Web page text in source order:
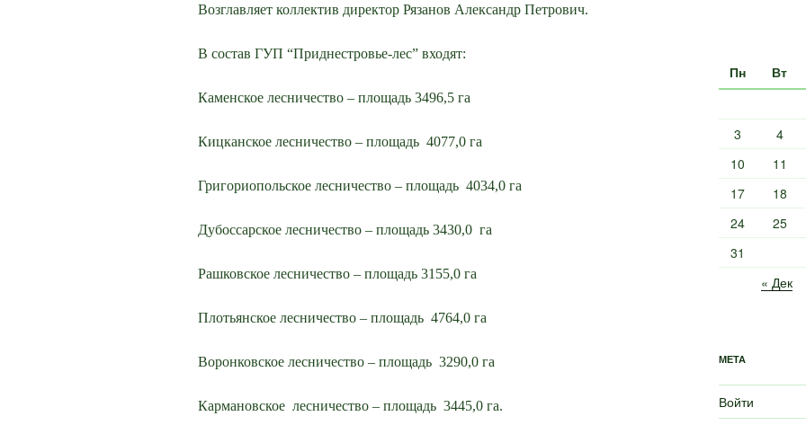
Возглавляет коллектив директор Рязанов Александр Петрович.
В состав ГУП “Приднестровье-лес” входят:
Каменское лесничество – площадь 3496,5 га
Кицканское лесничество – площадь 4077,0 га
Григориопольское лесничество – площадь 4034,0 га
Дубоссарское лесничество – площадь 3430,0 га
Рашковское лесничество – площадь 3155,0 га
Плотьянское лесничество – площадь 4764,0 га
Воронковское лесничество – площадь 3290,0 га
Кармановское лесничество – площадь 3445,0 га.
Пн
Вт
3
4
10
11
17
18
24
25
31
« Дек
МЕТА
Войти